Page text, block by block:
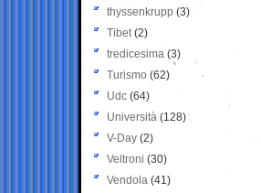
thyssenkrupp (3)
Tibet(2)
tredicesima (3)
Turismo (62)
Udc (64)
Università (128)
V-Day (2)
Veltroni (30)
Vendola (41)